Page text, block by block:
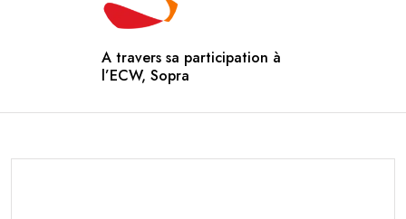
A travers sa participation à
l’ECW, Sopra